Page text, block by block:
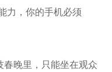
力，你的手机必须
晚里，只能坐在观众